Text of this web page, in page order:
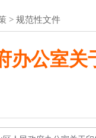
> 规范性文件
办公室关